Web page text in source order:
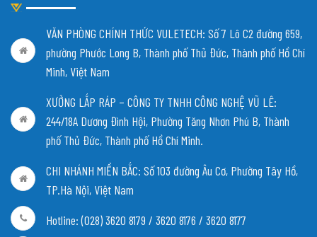
VĂN PHÒNG CHÍNH THỨC VULETECH: Số 7 Lô C2 đường 659,
phường Phước Long B, Thành phố Thủ Đức, Thành phố Hồ Chí
Minh, Việt Nam
XƯỞNG LẮP RÁP – CÔNG TY TNHH CÔNG NGHỆ VŨ LÊ:
244/18A Dương Đình Hội, Phường Tăng Nhơn Phú B, Thành
phố Thủ Đức, Thành phố Hồ Chí Minh.
CHI NHÁNH MIỀN BẮC: Số 103 đường Âu Cơ, Phường Tây Hồ,
TP.Hà Nội, Việt Nam
Hotline: (028) 3620 8179 / 3620 8176 / 3620 8177